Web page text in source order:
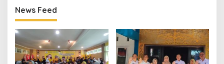
News Feed